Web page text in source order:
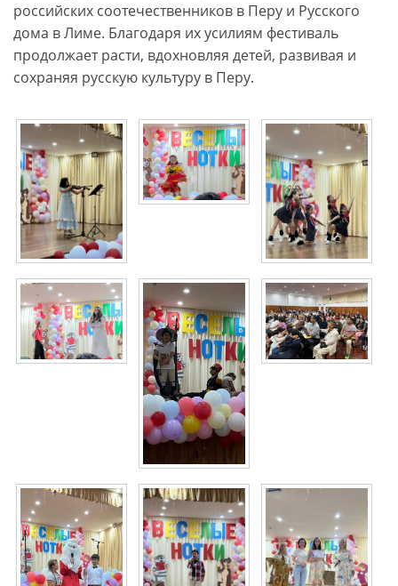
российских соотечественников в Перу и Русского
дома в Лиме. Благодаря их усилиям фестиваль
продолжает расти, вдохновляя детей, развивая и
сохраняя русскую культуру в Перу.